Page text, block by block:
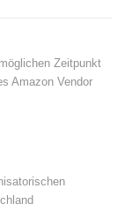
Zeitpunkt
Amazon Vendor